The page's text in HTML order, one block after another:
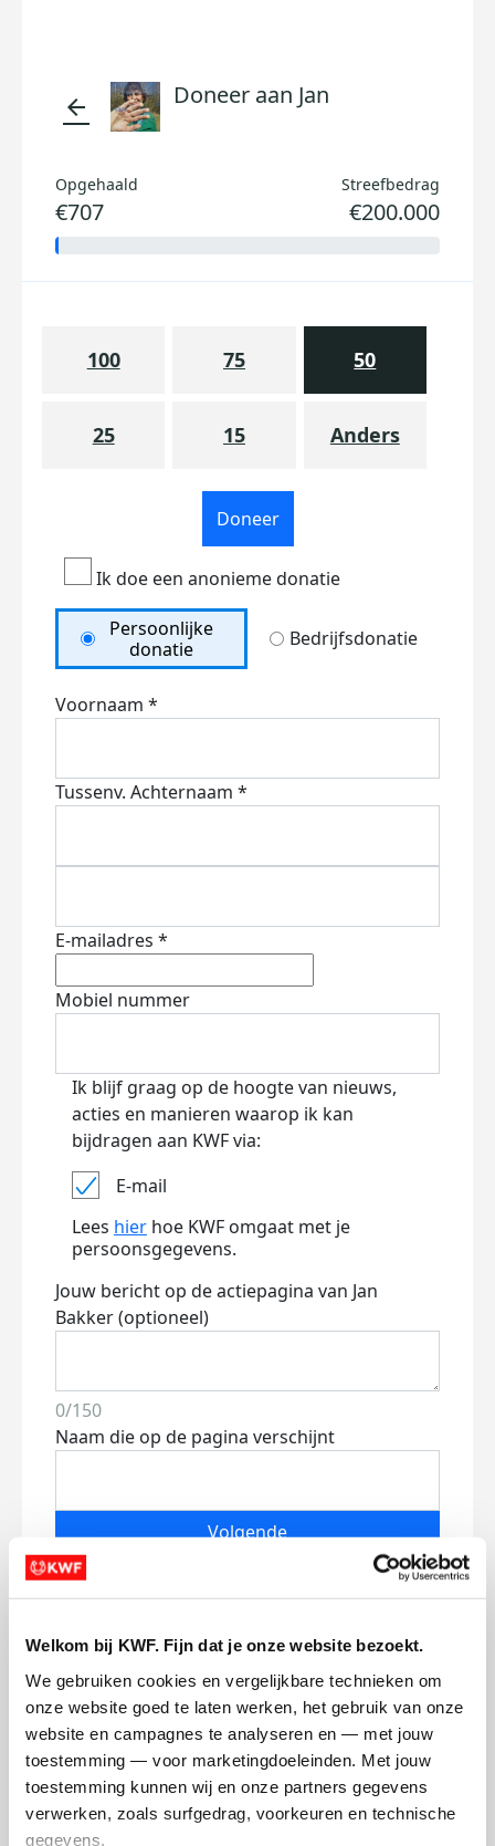
Welkom bij KWF. Fijn dat je onze website bezoekt.
We gebruiken cookies en vergelijkbare technieken om
onze website goed te laten werken, het gebruik van onze
website en campagnes te analyseren en — met jouw
toestemming — voor marketingdoeleinden. Met jouw
toestemming kunnen wij en onze partners gegevens
verwerken, zoals surfgedrag, voorkeuren en technische
gegevens.
arrow_back Doneer aan Jan
Opgehaald
€707
Streefbedrag
€200.000
100 75 50
25 15 Anders
Doneer
Ik doe een anonieme donatie
Persoonlijke
donatie
Bedrijfsdonatie
Voornaam *
Tussenv. Achternaam *
E-mailadres *
Mobiel nummer
Ik blijf graag op de hoogte van nieuws,
acties en manieren waarop ik kan
bijdragen aan KWF via:
E-mail
Lees hier hoe KWF omgaat met je
persoonsgegevens.
Jouw bericht op de actiepagina van Jan
Bakker (optioneel)
0/150
Naam die op de pagina verschijnt
Volgende
Creditcard
Referentie